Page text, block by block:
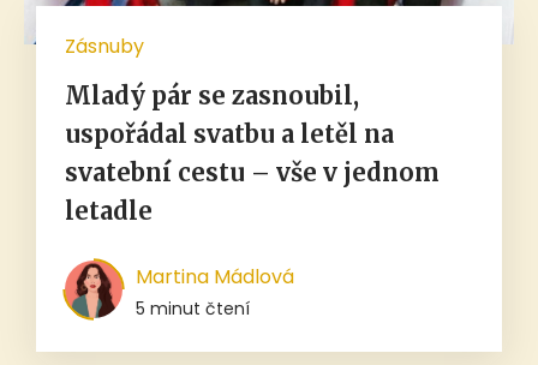
Zásnuby
Mladý pár se zasnoubil,
uspořádal svatbu a letěl na
svatební cestu – vše v jednom
letadle
Martina Mádlová
5 minut čtení